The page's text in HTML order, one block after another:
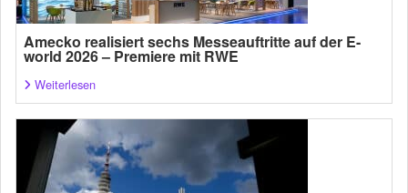
Amecko realisiert sechs Messeauftritte auf der E-
world 2026 – Premiere mit RWE
Weiterlesen